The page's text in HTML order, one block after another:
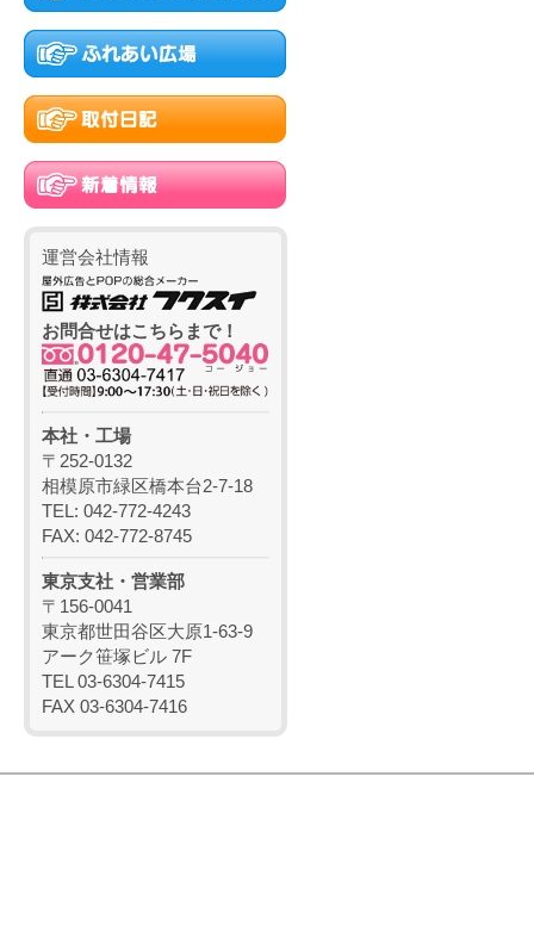
運営会社情報
お問合せはこちらまで！
本社・工場
〒252-0132
相模原市緑区橋本台2-7-18
TEL: 042-772-4243
FAX: 042-772-8745
東京支社・営業部
〒156-0041
東京都世田谷区大原1-63-9
アーク笹塚ビル 7F
TEL 03-6304-7415
FAX 03-6304-7416